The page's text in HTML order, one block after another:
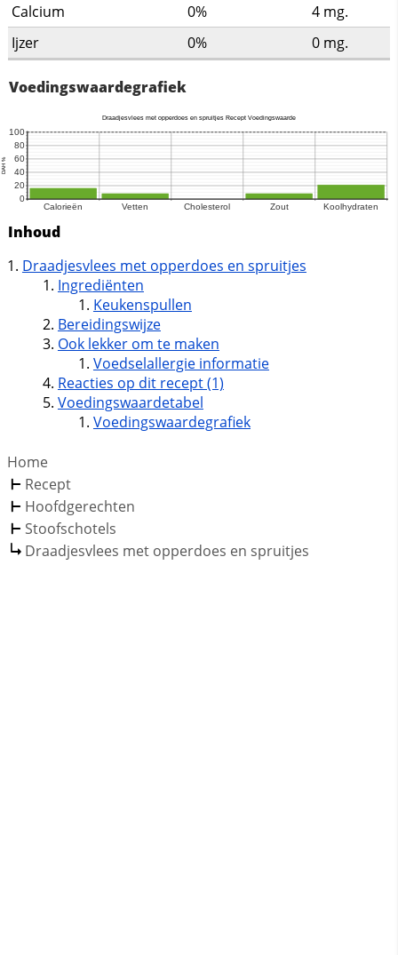
Calcium 0% 4 mg.
Ijzer
0% 0 mg.
Voedingswaardegrafiek
Inhoud
Draadjesvlees met opperdoes en spruitjes
Ingrediënten
Keukenspullen
Bereidingswijze
Ook lekker om te maken
Voedselallergie informatie
Reacties op dit recept (1)
Voedingswaardetabel
Voedingswaardegrafiek
Home
Recept
Hoofdgerechten
Stoofschotels
Draadjesvlees met opperdoes en spruitjes